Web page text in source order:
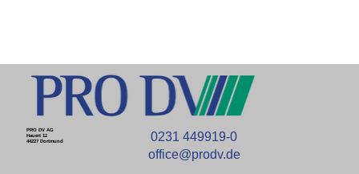
PRO DV AG
Hauert 12
44227 Dortmund
0231 449919-0
office@prodv.de